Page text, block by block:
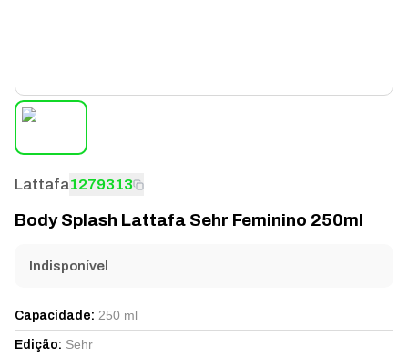
Lattafa1279313
Body Splash Lattafa Sehr Feminino 250ml
Indisponível
Capacidade: 250 ml
Edição: Sehr